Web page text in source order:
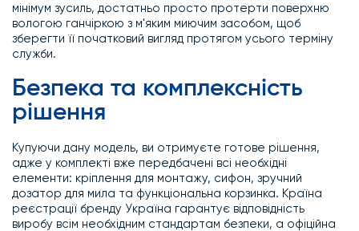
мінімум зусиль, достатньо просто протерти поверхню
вологою ганчіркою з м'яким миючим засобом, щоб
зберегти її початковий вигляд протягом усього терміну
служби.
Безпека та комплексність
рішення
Купуючи дану модель, ви отримуєте готове рішення,
адже у комплекті вже передбачені всі необхідні
елементи: кріплення для монтажу, сифон, зручний
дозатор для мила та функціональна корзинка. Країна
реєстрації бренду Україна гарантує відповідність
виробу всім необхідним стандартам безпеки, а офіційна